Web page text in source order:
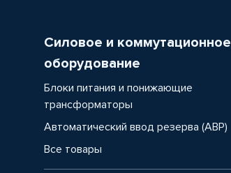
Силовое и коммутационное
оборудование
Блоки питания и понижающие
трансформаторы
Автоматический ввод резерва (АВР)
Все товары